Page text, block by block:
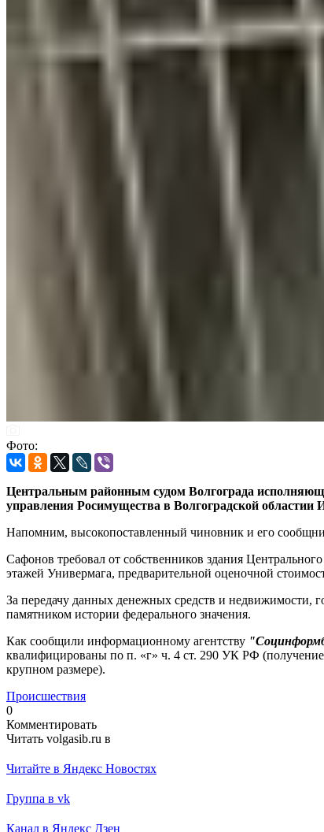
Фото:
Центральным районным судом Волгограда
управления Росимущества в Волгоградской областии
Напомним, высокопоставленный чиновник и его
Сафонов требовал от собственников здания
этажей Универмага, предварительной оценочной
За передачу данных денежных средств и недвижимости,
памятником истории федерального значения.
Как сообщили информационному агентству
квалифицированы по п. «г» ч. 4 ст. 290 УК РФ (получение
крупном размере).
Происшествия
0
Комментировать
Читать volgasib.ru в
Читайте в Яндекс Новостях
Группа в vk
Канал в Яндекс Дзен